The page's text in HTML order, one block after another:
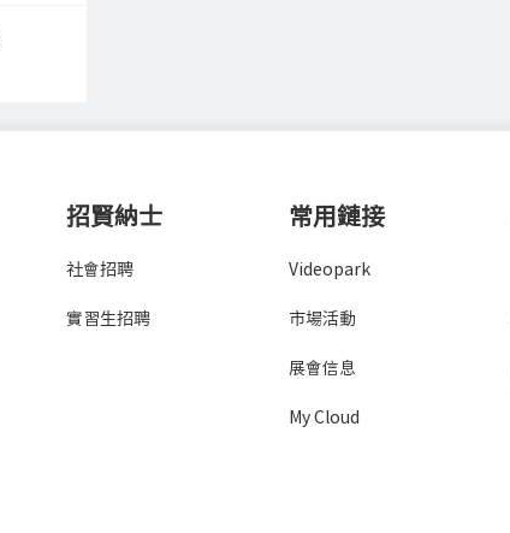
招賢納士
社會招聘
實習生招聘
常用鏈接
Videopark
市場活動
展會信息
My Cloud